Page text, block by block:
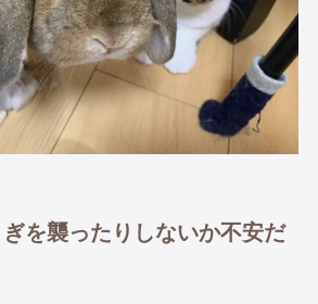
を襲ったりしないか不安だ